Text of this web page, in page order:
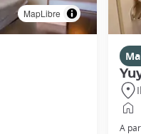
MapLibre
A